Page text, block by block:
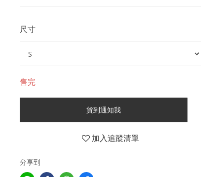
尺寸
售完
貨到通知我
加入追蹤清單
分享到